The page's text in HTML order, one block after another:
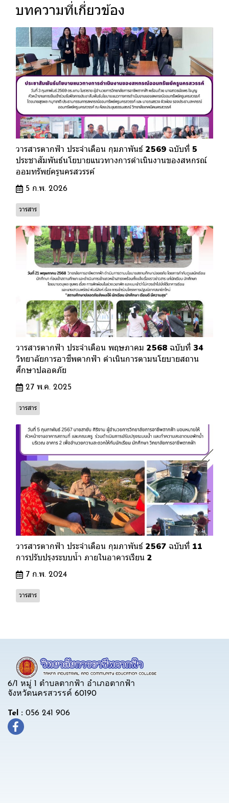
บทความที่เกี่ยวข้อง
วารสารตากฟ้า ประจำเดือน กุมภาพันธ์ 2569 ฉบับที่ 5
ประชาสัมพันธ์นโยบายแนวทางการดำเนินงานของสหกรณ์
ออมทรัพย์ครูนครสวรรค์
5 ก.พ. 2026
วารสาร
วารสารตากฟ้า ประจำเดือน พฤษภาคม 2568 ฉบับที่ 34
วิทยาลัยการอาชีพตากฟ้า ดำเนินการตามนโยบายสถาน
ศึกษาปลอดภัย
27 พ.ค. 2025
วารสาร
วารสารตากฟ้า ประจำเดือน กุมภาพันธ์ 2567 ฉบับที่ 11
การปรับปรุงระบบน้ำ ภายในอาคารเรียน 2
7 ก.พ. 2024
วารสาร
6/1 หมู่ 1 ตำบลตากฟ้า อำเภอตากฟ้า
จังหวัดนครสวรรค์ 60190
Tel : 056 241 906